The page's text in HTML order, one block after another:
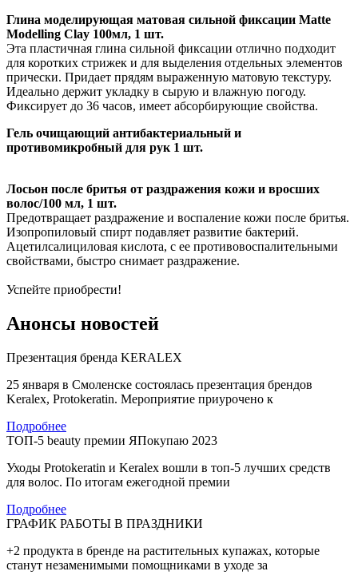
Глина моделирующая матовая сильной фиксации Matte
Modelling Clay 100мл, 1 шт.
Эта пластичная глина сильной фиксации отлично подходит
для коротких стрижек и для выделения отдельных элементов
прически. Придает прядям выраженную матовую текстуру.
Идеально держит укладку в сырую и влажную погоду.
Фиксирует до 36 часов, имеет абсорбирующие свойства.
Гель очищающий антибактериальный и
противомикробный для рук 1 шт.
Лосьон после бритья от раздражения кожи и вросших
волос/100 мл, 1 шт.
Предотвращает раздражение и воспаление кожи после бритья.
Изопропиловый спирт подавляет развитие бактерий.
Ацетилсалициловая кислота, с ее противовоспалительными
свойствами, быстро снимает раздражение.
Успейте приобрести!
Анонсы новостей
Презентация бренда KERALEX
25 января в Смоленске состоялась презентация брендов
Keralex, Protokeratin. Мероприятие приурочено к
Подробнее
ТОП-5 beauty премии ЯПокупаю 2023
Уходы Protokeratin и Keralex вошли в топ-5 лучших средств
для волос. По итогам ежегодной премии
Подробнее
ГРАФИК РАБОТЫ В ПРАЗДНИКИ
+2 продукта в бренде на растительных купажах, которые
станут незаменимыми помощниками в уходе за